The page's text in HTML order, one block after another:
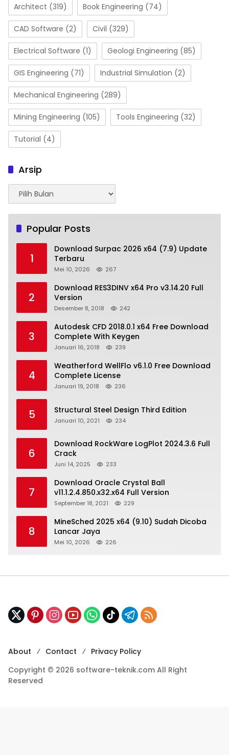
Architect (319) Book Engineering (74)
CAD Software (2) Civil (329)
Electrical Software (1) Geologi Engineering (85)
GIS Engineering (71) Industrial Simulation (2)
Mechanical Engineering (289)
Mining Engineering (105) Tools Engineering (32)
Tutorial (4)
Arsip
Arsip
Popular Posts
1
Download Surpac 2026 x64 (7.9) Update
Terbaru
Mei 10, 2026 267
2
Download RES3DINV x64 Pro v3.14.20 Full
Version
Desember 8, 2018 242
3
Autodesk CFD 2018.0.1 x64 Free Download
Complete With Keygen
Januari 16, 2018 239
4
Weatherford WellFlo v6.1.0 Free Download
Complete License
Januari 19, 2018 236
5 Structural Steel Design Third Edition
Januari 10, 2021 234
6
Download RockWare LogPlot 2024.3.6 Full
Crack
Juni 14, 2025 233
7
Download Oracle Crystal Ball
v11.1.2.4.850.x32.x64 Full Version
September 18, 2021 229
8
MineSched 2025 x64 (9.10) Sudah Dicoba
Lancar Jaya
Mei 10, 2026 226
About Contact
Privacy Policy
Copyright © 2026 software-teknik.com All Right
Reserved